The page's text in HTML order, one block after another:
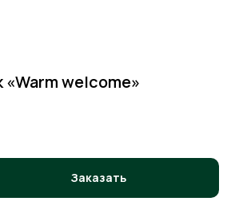
welcome»
Заказать